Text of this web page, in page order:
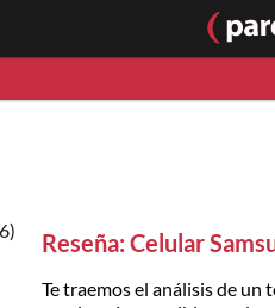
Reseña: Celular
Te traemos el análisis de un